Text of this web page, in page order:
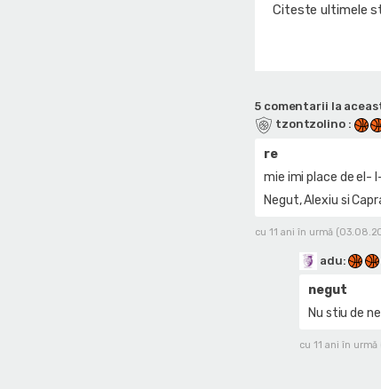
Citeste ultimele
5 comentarii la
tzontzolino :
re
mie imi place de el-
Negut, Alexiu si
cu 11 ani în urmă
adu:
negut
Nu stiu de
cu 11 ani în